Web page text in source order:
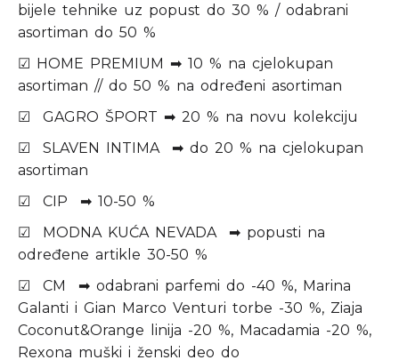
bijele tehnike uz popust do 30 % / odabrani
asortiman do 50 %
☑ HOME PREMIUM ➡ 10 % na cjelokupan
asortiman // do 50 % na određeni asortiman
☑ GAGRO ŠPORT ➡ 20 % na novu kolekciju
☑ SLAVEN INTIMA ➡ do 20 % na cjelokupan
asortiman
☑ CIP ➡ 10-50 %
☑ MODNA KUĆA NEVADA ➡ popusti na
određene artikle 30-50 %
☑ CM ➡ odabrani parfemi do -40 %, Marina
Galanti i Gian Marco Venturi torbe -30 %, Ziaja
Coconut&Orange linija -20 %, Macadamia -20 %,
Rexona muški i ženski deo do